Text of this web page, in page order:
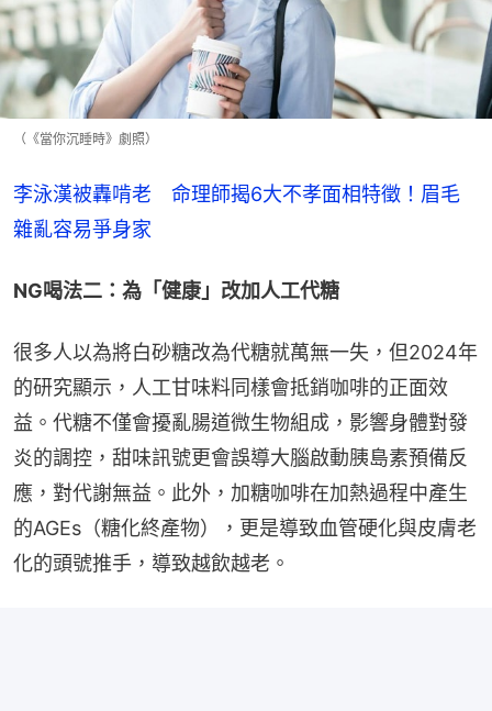
（《當你沉睡時》劇照）
李泳漢被轟啃老　命理師揭6大不孝面相特徵！眉毛
雜亂容易爭身家
NG喝法二：為「健康」改加人工代糖
很多人以為將白砂糖改為代糖就萬無一失，但2024年
的研究顯示，人工甘味料同樣會抵銷咖啡的正面效
益。代糖不僅會擾亂腸道微生物組成，影響身體對發
炎的調控，甜味訊號更會誤導大腦啟動胰島素預備反
應，對代謝無益。此外，加糖咖啡在加熱過程中產生
的AGEs（糖化終產物），更是導致血管硬化與皮膚老
化的頭號推手，導致越飲越老。